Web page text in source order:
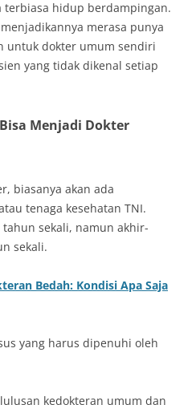
terbiasa hidup berdampingan.
merasa punya
untuk dokter umum sendiri
yang tidak dikenal setiap
Menjadi Dokter
biasanya akan ada
tenaga kesehatan TNI.
sekali, namun akhir-
sekali.
Bedah: Kondisi Apa Saja
yang harus dipenuhi oleh
kedokteran umum dan